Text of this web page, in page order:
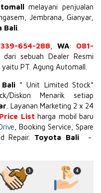
melayani penjualan
Jembrana, Gianyar,
Bali
654-288 WA: 081-
sebuah Dealer Resmi
, yaitu PT. Agung Automall.
* Unit Limited Stock*
Diskon Menarik setiap
. Layanan Marketing 2 x 24
List harga mobil baru
, Booking Service, Spare
Repair. Toyota Bali -